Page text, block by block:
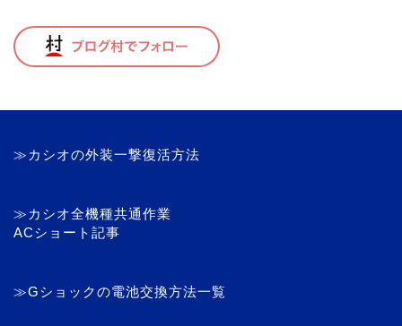
≫カシオの外装一撃復活方法
≫カシオ全機種共通作業
ACショート記事
≫Gショックの電池交換方法一覧